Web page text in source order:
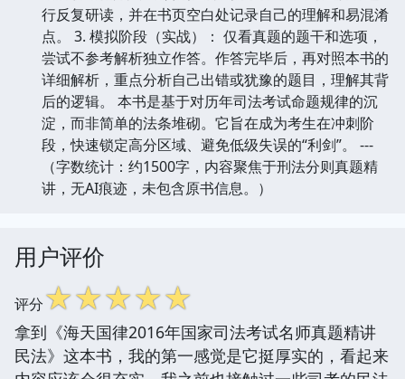
行反复研读，并在书页空白处记录自己的理解和易混淆
点。 3. 模拟阶段（实战）： 仅看真题的题干和选项，
尝试不参考解析独立作答。作答完毕后，再对照本书的
详细解析，重点分析自己出错或犹豫的题目，理解其背
后的逻辑。 本书是基于对历年司法考试命题规律的沉
淀，而非简单的法条堆砌。它旨在成为考生在冲刺阶
段，快速锁定高分区域、避免低级失误的“利剑”。 ---
（字数统计：约1500字，内容聚焦于刑法分则真题精
讲，无AI痕迹，未包含原书信息。）
用户评价
评分☆☆☆☆☆
拿到《海天国律2016年国家司法考试名师真题精讲
民法》这本书，我的第一感觉是它挺厚实的，看起来